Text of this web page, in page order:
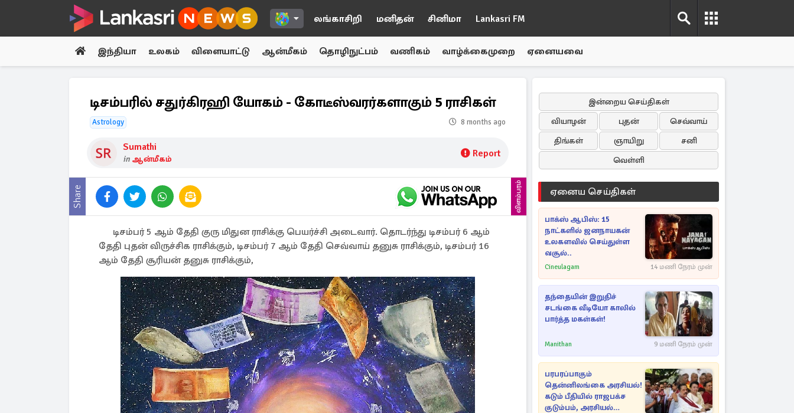
லங்காசிறி மனிதன் சினிமா Lankasri FM
இந்தியா உலகம் விளையாட்டு ஆன்மீகம் தொழிநுட்பம் வணிகம் வாழ்க்கைமுறை ஏனையவை
டிசம்பரில் சதுர்கிரஹி யோகம் - கோடீஸ்வரர்களாகும் 5 ராசிகள்
Astrology 8 months ago
Sumathi
in ஆன்மீகம் Report
Share விளம்பரம்
டிசம்பர் 5 ஆம் தேதி குரு மிதுன ராசிக்கு பெயர்ச்சி அடைவார். தொடர்ந்து டிசம்பர் 6 ஆம்
தேதி புதன் விருச்சிக ராசிக்கும், டிசம்பர் 7 ஆம் தேதி செவ்வாய் தனுசு ராசிக்கும், டிசம்பர் 16
ஆம் தேதி சூரியன் தனுசு ராசிக்கும்,
இன்றைய செய்திகள்
வியாழன்
புதன்
செவ்வாய்
திங்கள்
ஞாயிறு
சனி
வெள்ளி
ஏனைய செய்திகள்
பாக்ஸ் ஆபிஸ்: 15
நாட்களில் ஜனநாயகன்
உலகளவில் செய்துள்ள
வசூல்..
Cineulagam 14 மணி நேரம் முன்
தந்தையின் இறுதிச்
சடங்கை வீடியோ காலில்
பார்த்த மகள்கள்!
Manithan 9 மணி நேரம் முன்
பரபரப்பாகும்
தென்னிலங்கை அரசியல்!
கடும் பீதியில் ராஜபக்ச
குடும்பம், அரசியல்